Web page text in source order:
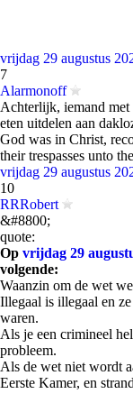
vrijdag 29 augustus
7
Alarmonoff
Achterlijk, iemand
eten uitdelen aan
God was in Christ,
their trespasses unto
vrijdag 29 augustus
10
RRRobert
&#8800;
quote:
Op vrijdag 29
volgende:
Waanzin om de wet
Illegaal is illegaal en
waren.
Als je een crimineel
probleem.
Als de wet niet wordt
Eerste Kamer, en